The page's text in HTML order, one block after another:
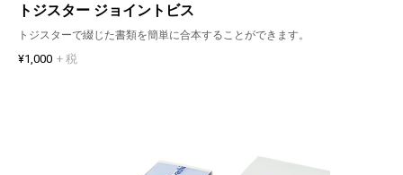
トジスター ジョイントビス
トジスターで綴じた書類を簡単に合本することができます。
¥1,000 + 税